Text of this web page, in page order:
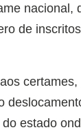
nacional,
de
estado